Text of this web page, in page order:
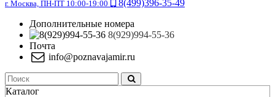
г. Москва, ПН-ПТ 10:00-19:00
8(499)396-35-49
Дополнительные номера
8(929)994-55-36
Почта
info@poznavajamir.ru
Каталог